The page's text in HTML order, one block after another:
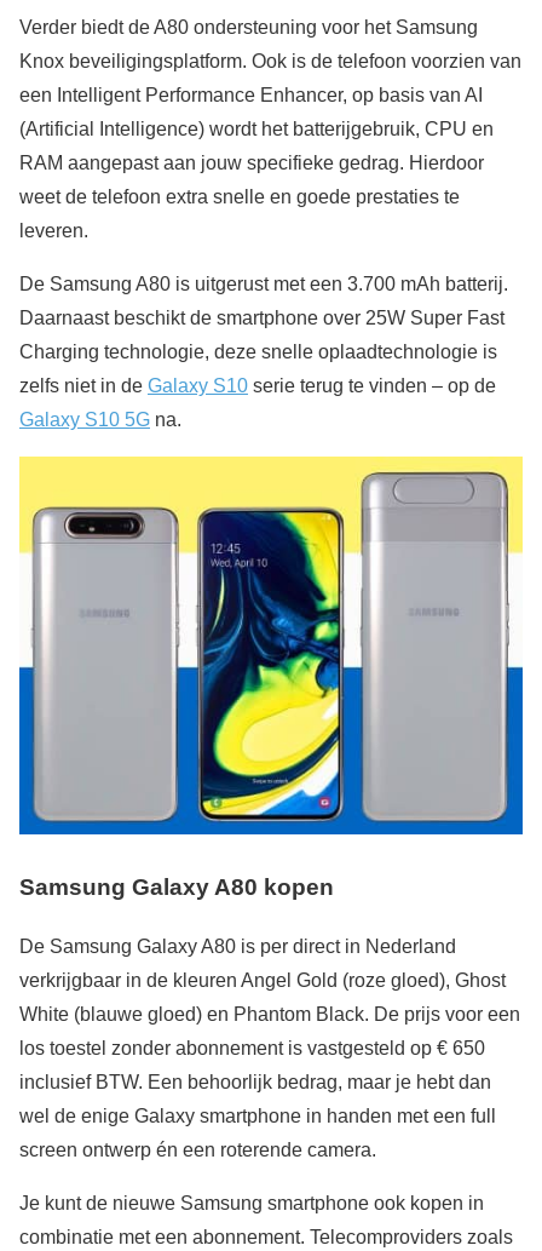
Verder biedt de A80 ondersteuning voor het Samsung
Knox beveiligingsplatform. Ook is de telefoon voorzien van
een Intelligent Performance Enhancer, op basis van AI
(Artificial Intelligence) wordt het batterijgebruik, CPU en
RAM aangepast aan jouw specifieke gedrag. Hierdoor
weet de telefoon extra snelle en goede prestaties te
leveren.
De Samsung A80 is uitgerust met een 3.700 mAh batterij.
Daarnaast beschikt de smartphone over 25W Super Fast
Charging technologie, deze snelle oplaadtechnologie is
zelfs niet in de Galaxy S10 serie terug te vinden – op de
Galaxy S10 5G na.
Samsung Galaxy A80 kopen
De Samsung Galaxy A80 is per direct in Nederland
verkrijgbaar in de kleuren Angel Gold (roze gloed), Ghost
White (blauwe gloed) en Phantom Black. De prijs voor een
los toestel zonder abonnement is vastgesteld op € 650
inclusief BTW. Een behoorlijk bedrag, maar je hebt dan
wel de enige Galaxy smartphone in handen met een full
screen ontwerp én een roterende camera.
Je kunt de nieuwe Samsung smartphone ook kopen in
combinatie met een abonnement. Telecomproviders zoals